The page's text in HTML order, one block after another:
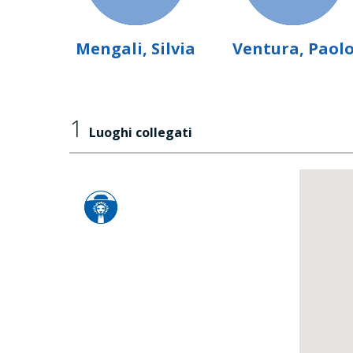
Mengali, Silvia Ventura,
1 Luoghi collegati